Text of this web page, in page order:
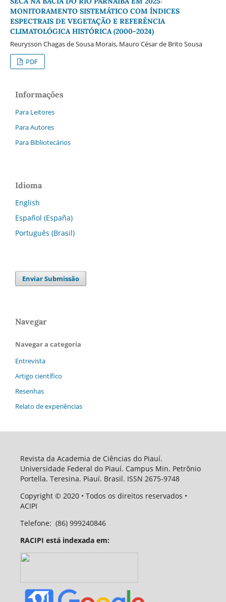
MONITORAMENTO SISTEMÁTICO COM ÍNDICES
ESPECTRAIS DE VEGETAÇÃO E REFERÊNCIA
CLIMATOLÓGICA HISTÓRICA (2000-2024)
Reurysson Chagas de Sousa Morais, Mauro César de Brito Sousa
PDF
Informações
Para Leitores
Para Autores
Para Bibliotecários
Idioma
English
Español (España)
Português (Brasil)
Enviar Submissão
Navegar
Navegar a categoria
Entrevista
Artigo científico
Resenhas
Relato de experiências
Revista da Academia de Ciências do Piauí.
Universidade Federal do Piauí. Campus Min. Petrônio
Portella. Teresina. Piauí. Brasil. ISSN 2675-9748
Copyright © 2020 • Todos os direitos reservados •
ACIPI
Telefone: (86) 999240846
RACIPI está indexada em: